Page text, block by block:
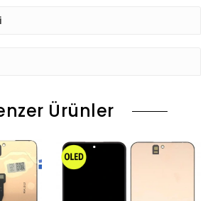
adres email gibi yanlışlık
halde test ediniz.Sorun cıkarsa
Başlayın Sorumluluk Size aittir.
Ürünler